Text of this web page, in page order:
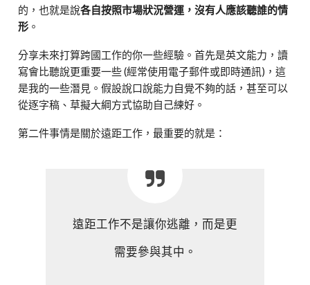
的，也就是說各自按照市場狀況營運，沒有人應該聽誰的情
形 。
分享未來打算跨國工作的你一些經驗。首先是英文能力，讀
寫會比聽說更重要一些 (經常使用電子郵件或即時通訊)，這
是我的一些潛見。假設說口說能力自覺不夠的話，甚至可以
從逐字稿、草擬大綱方式協助自己練好。
第二件事情是關於遠距工作，最重要的就是：
遠距工作不是讓你逃離，而是更
需要參與其中。